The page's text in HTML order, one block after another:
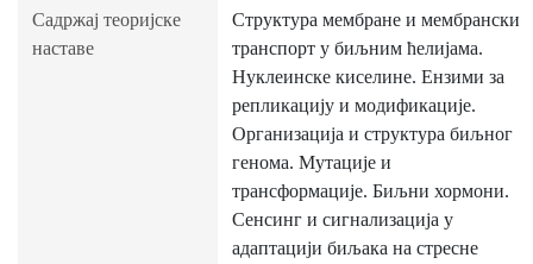
Садржај теоријске
наставе
Структура мембране и мембрански
транспорт у биљним ћелијама.
Нуклеинске киселине. Ензими за
репликацију и модификације.
Организација и структура биљног
генома. Мутације и
трансформације. Биљни хормони.
Сенсинг и сигнализација у
адаптацији биљака на стресне